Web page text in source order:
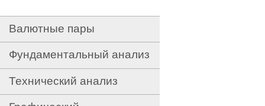
Валютные пары
Фундаментальный анализ
Технический анализ